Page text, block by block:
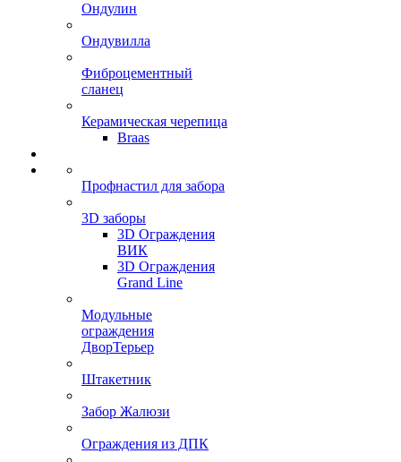
Ондулин
Ондувилла
Фиброцементный
сланец
Керамическая черепица
Braas
Профнастил для забора
3D заборы
3D Ограждения
ВИК
3D Ограждения
Grand Line
Модульные
ограждения
ДворТерьер
Штакетник
Забор Жалюзи
Ограждения из ДПК